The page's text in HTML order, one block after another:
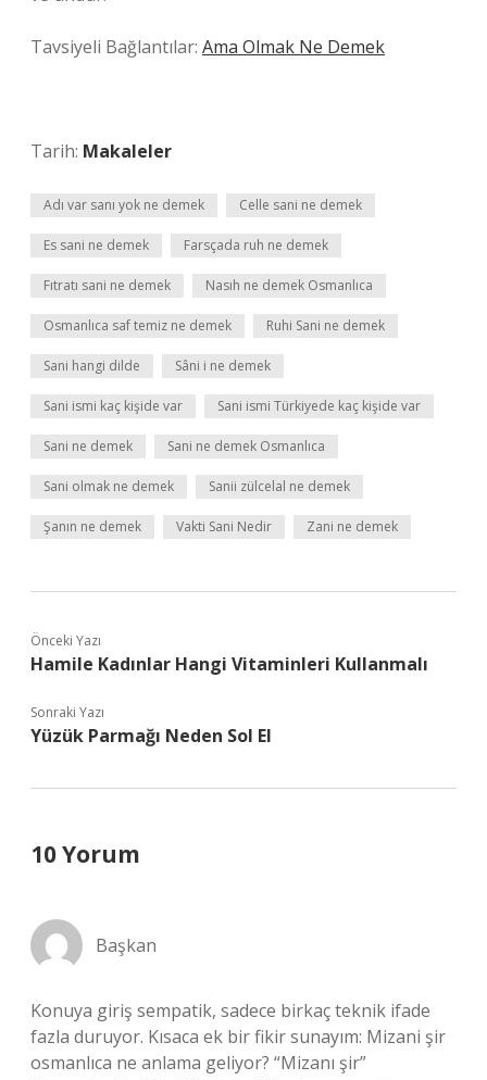
Tavsiyeli Bağlantılar: Ama Olmak Ne Demek
Tarih: Makaleler
Adı var sanı yok ne demek Celle sani ne demek
Es sani ne demek Farsçada ruh ne demek
Fıtratı sani ne demek Nasıh ne demek Osmanlıca
Osmanlıca saf temiz ne demek Ruhi Sani ne demek
Sani hangi dilde Sâni i ne demek
Sani ismi kaç kişide var Sani ismi Türkiyede kaç kişide var
Sani ne demek Sani ne demek Osmanlıca
Sani olmak ne demek Sanii zülcelal ne demek
Şanın ne demek Vakti Sani Nedir Zani ne demek
Önceki Yazı
Hamile Kadınlar Hangi Vitaminleri Kullanmalı
Sonraki Yazı
Yüzük Parmağı Neden Sol El
10 Yorum
Başkan
Konuya giriş sempatik, sadece birkaç teknik ifade
fazla duruyor. Kısaca ek bir fikir sunayım: Mizani şir
osmanlıca ne anlama geliyor? “Mizanı şir”